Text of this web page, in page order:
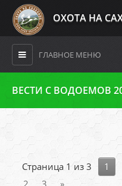
ОХОТА НА
ГЛАВНОЕ МЕНЮ
ВЕСТИ С ВОДОЕМОВ
Страница 1 из 3
1
2
3 »